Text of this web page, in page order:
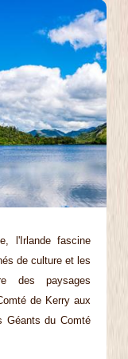
l'Irlande fascine
de culture et les
des paysages
de Kerry aux
Géants du Comté